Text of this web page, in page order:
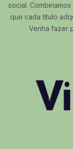
social.
que cada título
Venha fazer